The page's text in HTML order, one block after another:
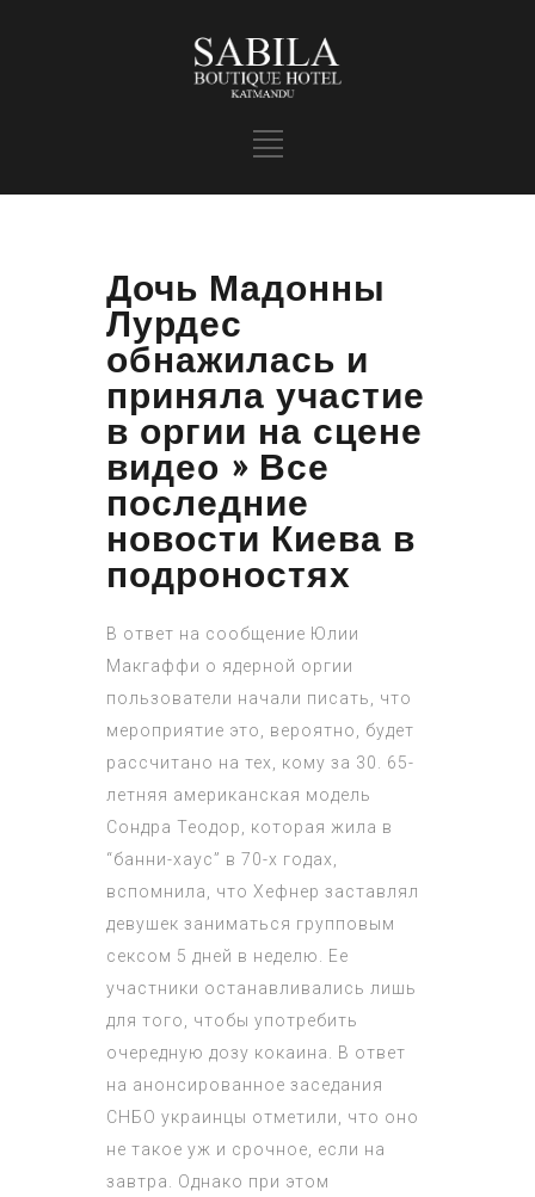
Дочь Мадонны
Лурдес
обнажилась и
приняла участие
в оргии на сцене
видео » Все
последние
новости Киева в
подроностях
В ответ на сообщение Юлии
Макгаффи о ядерной оргии
пользователи начали писать, что
мероприятие это, вероятно, будет
рассчитано на тех, кому за 30. 65-
летняя американская модель
Сондра Теодор, которая жила в
“банни-хаус” в 70-х годах,
вспомнила, что Хефнер заставлял
девушек заниматься групповым
сексом 5 дней в неделю. Ее
участники останавливались лишь
для того, чтобы употребить
очередную дозу кокаина. В ответ
на анонсированное заседания
СНБО украинцы отметили, что оно
не такое уж и срочное, если на
завтра. Однако при этом